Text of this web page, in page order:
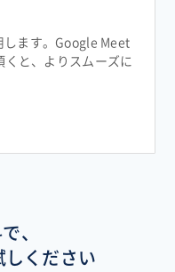
ます。Google Meet
と、よりスムーズに
、
ください